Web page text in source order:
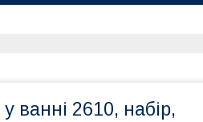
ванні 2610, набір,